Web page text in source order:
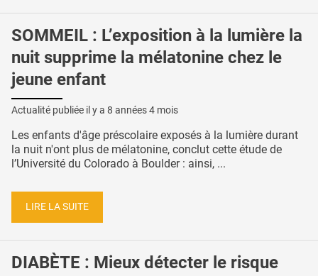
SOMMEIL : L’exposition à la lumière la
nuit supprime la mélatonine chez le
jeune enfant
Actualité publiée il y a 8 années 4 mois
Les enfants d'âge préscolaire exposés à la lumière durant
la nuit n'ont plus de mélatonine, conclut cette étude de
l’Université du Colorado à Boulder : ainsi, ...
LIRE LA SUITE
DIABÈTE : Mieux détecter le risque